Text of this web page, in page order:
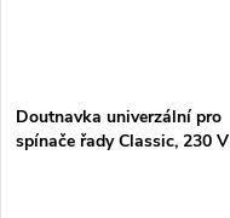
Doutnavka univerzální pro
spínače řady Classic, 230 V